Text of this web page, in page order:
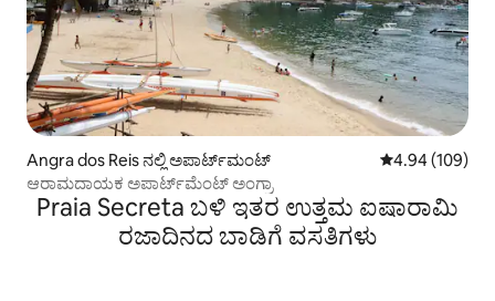
Angra dos Reis ನಲ್ಲಿ ಅಪಾರ್ಟ್‌ಮಂಟ್ 5 ರಲ್ಲಿ 4.94
4.94 (109)
ಆರಾಮದಾಯಕ ಅಪಾರ್ಟ್‌ಮೆಂಟ್ ಅಂಗ್ರಾ
Praia Secreta ಬಳಿ ಇತರ ಉತ್ತಮ ಐಷಾರಾಮಿ
ರಜಾದಿನದ ಬಾಡಿಗೆ ವಸತಿಗಳು